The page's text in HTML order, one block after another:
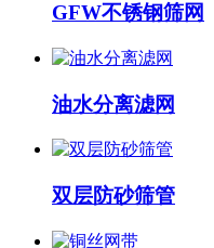
​GFW不锈钢筛网
油水分离滤网
双层防砂筛管